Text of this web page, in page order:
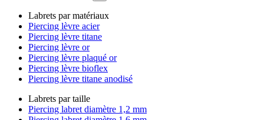
Labrets par matériaux
Piercing lèvre acier
Piercing lèvre titane
Piercing lèvre or
Piercing lèvre plaqué or
Piercing lèvre bioflex
Piercing lèvre titane anodisé
Labrets par taille
Piercing labret diamètre 1,2 mm